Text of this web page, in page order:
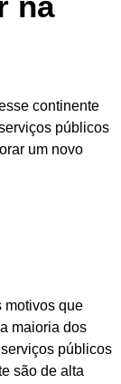
continente
públicos
um novo
motivos que
maioria dos
públicos
são de alta